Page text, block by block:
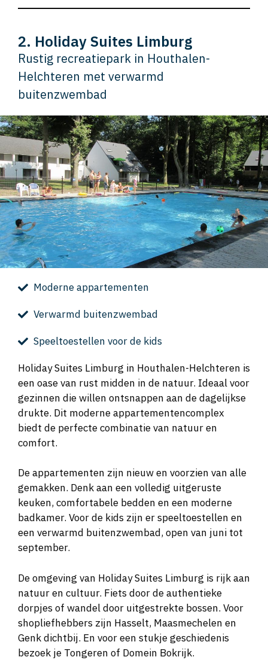
2. Holiday Suites Limburg
Rustig recreatiepark in Houthalen-
Helchteren met verwarmd
buitenzwembad
Moderne appartementen
Verwarmd buitenzwembad
Speeltoestellen voor de kids
Holiday Suites Limburg in Houthalen-Helchteren is
een oase van rust midden in de natuur. Ideaal voor
gezinnen die willen ontsnappen aan de dagelijkse
drukte. Dit moderne appartementencomplex
biedt de perfecte combinatie van natuur en
comfort.
De appartementen zijn nieuw en voorzien van alle
gemakken. Denk aan een volledig uitgeruste
keuken, comfortabele bedden en een moderne
badkamer. Voor de kids zijn er speeltoestellen en
een verwarmd buitenzwembad, open van juni tot
september.
De omgeving van Holiday Suites Limburg is rijk aan
natuur en cultuur. Fiets door de authentieke
dorpjes of wandel door uitgestrekte bossen. Voor
shopliefhebbers zijn Hasselt, Maasmechelen en
Genk dichtbij. En voor een stukje geschiedenis
bezoek je Tongeren of Domein Bokrijk.